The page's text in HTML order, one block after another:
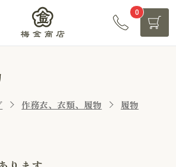
0
作務衣、衣類、履物
履物